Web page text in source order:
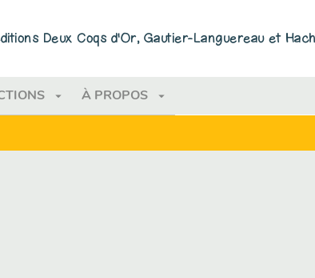
Deux Coqs d'Or, Gautier-Languereau et
arrow_drop_down À PROPOS arrow_drop_down